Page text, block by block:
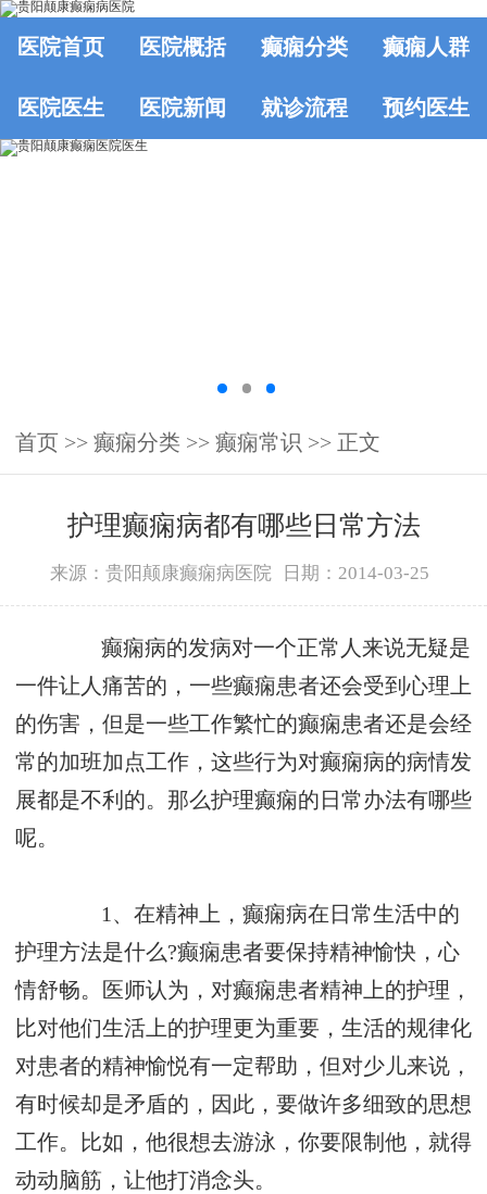
医院首页 医院概括 癫痫分类 癫痫人群
医院医生 医院新闻 就诊流程 预约医生
首页 >> 癫痫分类 >> 癫痫常识 >> 正文
护理癫痫病都有哪些日常方法
来源：贵阳颠康癫痫病医院 日期：2014-03-25
癫痫病的发病对一个正常人来说无疑是
一件让人痛苦的，一些癫痫患者还会受到心理上
的伤害，但是一些工作繁忙的癫痫患者还是会经
常的加班加点工作，这些行为对癫痫病的病情发
展都是不利的。那么护理癫痫的日常办法有哪些
呢。
1、在精神上，癫痫病在日常生活中的
护理方法是什么?癫痫患者要保持精神愉快，心
情舒畅。医师认为，对癫痫患者精神上的护理，
比对他们生活上的护理更为重要，生活的规律化
对患者的精神愉悦有一定帮助，但对少儿来说，
有时候却是矛盾的，因此，要做许多细致的思想
工作。比如，他很想去游泳，你要限制他，就得
动动脑筋，让他打消念头。